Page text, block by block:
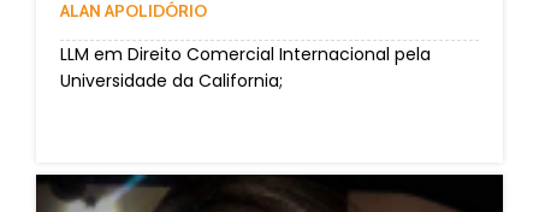
ALAN APOLIDÓRIO
LLM em Direito Comercial Internacional pela
Universidade da California;